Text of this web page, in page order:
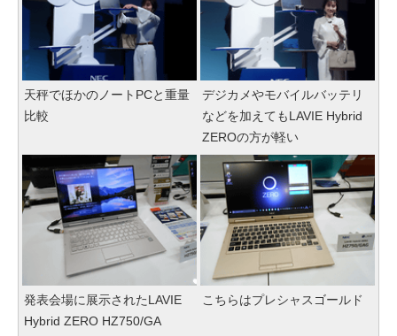
天秤でほかのノートPCと重量
比較
デジカメやモバイルバッテリ
などを加えてもLAVIE Hybrid
ZEROの方が軽い
発表会場に展示されたLAVIE
Hybrid ZERO HZ750/GA
こちらはプレシャスゴールド